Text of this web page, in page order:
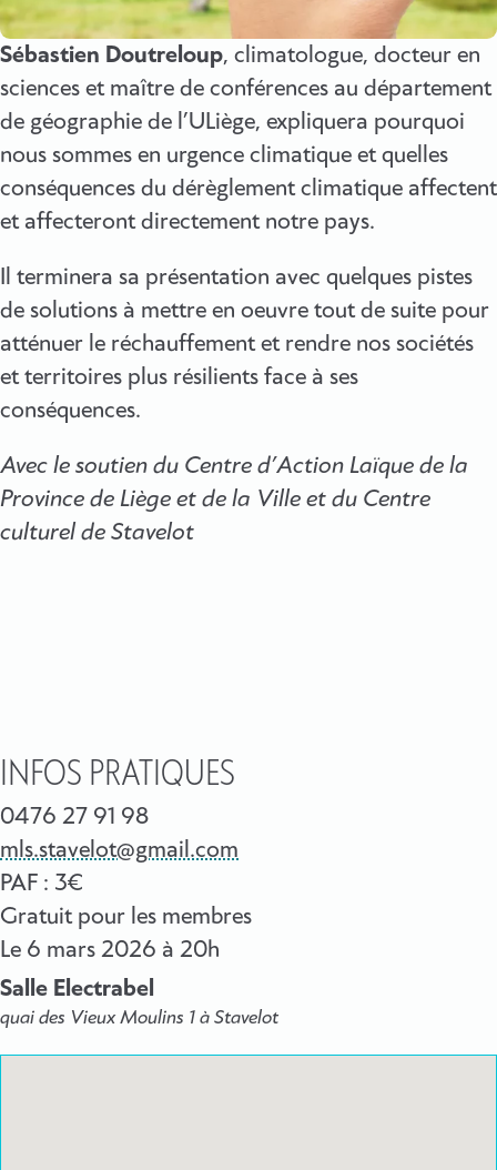
Sébastien Doutreloup, climatologue, docteur en
sciences et maître de conférences au département
de géographie de l’ULiège, expliquera pourquoi
nous sommes en urgence climatique et quelles
conséquences du dérèglement climatique affectent
et affecteront directement notre pays.
Il terminera sa présentation avec quelques pistes
de solutions à mettre en oeuvre tout de suite pour
atténuer le réchauffement et rendre nos sociétés
et territoires plus résilients face à ses
conséquences.
Avec le soutien du Centre d’Action Laïque de la
Province de Liège et de la Ville et du Centre
culturel de Stavelot
INFOS PRATIQUES
0476 27 91 98
mls.stavelot@gmail.com
PAF : 3€
Gratuit pour les membres
Le 6 mars 2026 à 20h
Salle Electrabel
quai des Vieux Moulins 1 à Stavelot